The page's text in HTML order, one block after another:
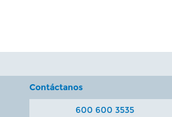
Contáctanos
600 600 3535